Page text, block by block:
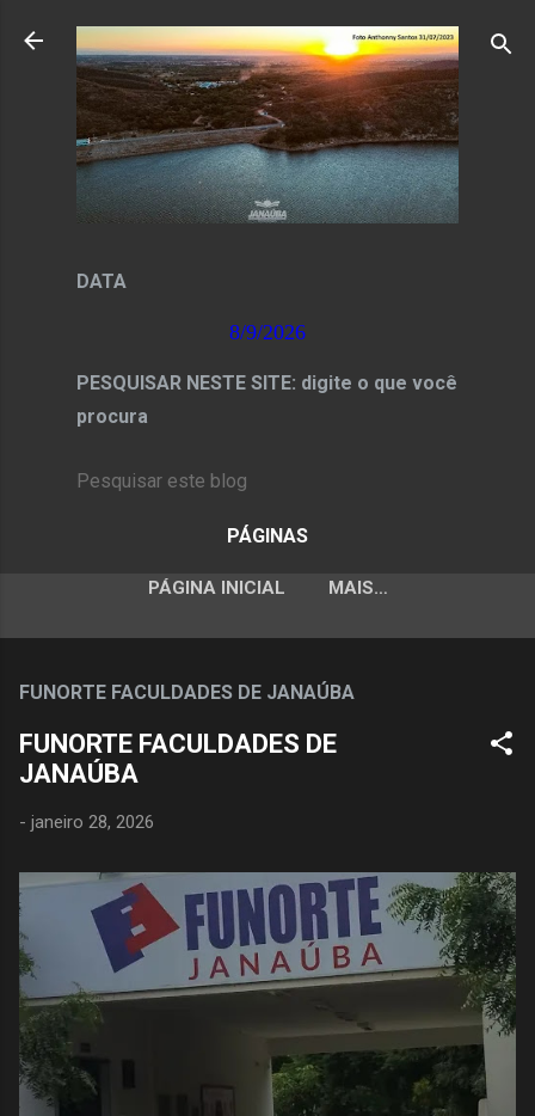
Pular para o conteúdo principal
DATA
8/9/2026
PESQUISAR NESTE SITE: digite o que você
procura
PÁGINAS
PÁGINA INICIAL MAIS…
FUNORTE FACULDADES DE JANAÚBA
FUNORTE FACULDADES DE
JANAÚBA
- janeiro 28, 2026